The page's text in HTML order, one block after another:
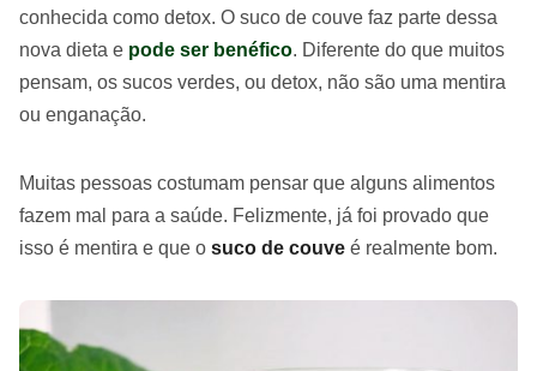
conhecida como detox. O suco de couve faz parte dessa
nova dieta e pode ser benéfico. Diferente do que muitos
pensam, os sucos verdes, ou detox, não são uma mentira
ou enganação.
Muitas pessoas costumam pensar que alguns alimentos
fazem mal para a saúde. Felizmente, já foi provado que
isso é mentira e que o suco de couve é realmente bom.